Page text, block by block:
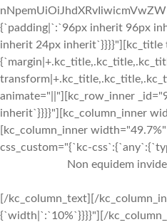
{`padding|`:`96px inherit 96px
inherit 24px inherit`}}}}"][kc_title
animate="||"][kc_row_inner
inherit`}}}}"][kc_column_inner
[kc_column_inner
css_custom="{`kc-
Non equidem
[/kc_column_text][/
{`width|`:`10%`}}}}"][/